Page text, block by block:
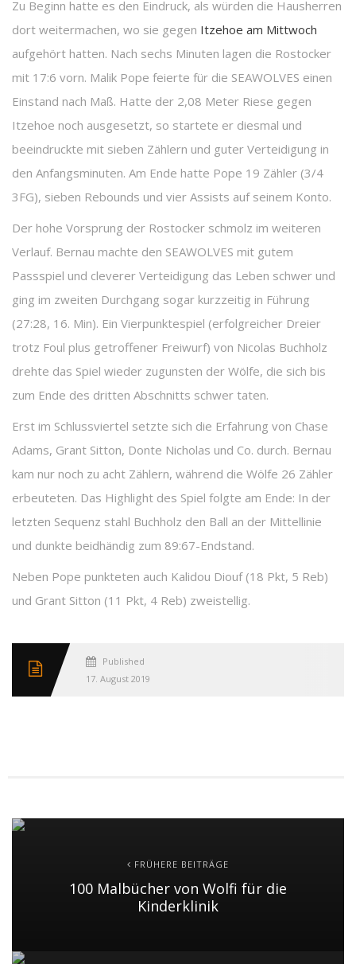
Zu Beginn hatte es den Eindruck, als würden die Hausherren
dort weitermachen, wo sie gegen Itzehoe am Mittwoch
aufgehört hatten. Nach sechs Minuten lagen die Rostocker
mit 17:6 vorn. Malik Pope feierte für die SEAWOLVES einen
Einstand nach Maß. Hatte der 2,08 Meter Riese gegen
Itzehoe noch ausgesetzt, so startete er diesmal und
beeindruckte mit sieben Zählern und guter Verteidigung in
den Anfangsminuten. Am Ende hatte Pope 19 Zähler (3/4
3FG), sieben Rebounds und vier Assists auf seinem Konto.
Der hohe Vorsprung der Rostocker schmolz im weiteren
Verlauf. Bernau machte den SEAWOLVES mit gutem
Passspiel und cleverer Verteidigung das Leben schwer und
ging im zweiten Durchgang sogar kurzzeitig in Führung
(27:28, 16. Min). Ein Vierpunktespiel (erfolgreicher Dreier
trotz Foul plus getroffener Freiwurf) von Nicolas Buchholz
drehte das Spiel wieder zugunsten der Wölfe, die sich bis
zum Ende des dritten Abschnitts schwer taten.
Erst im Schlussviertel setzte sich die Erfahrung von Chase
Adams, Grant Sitton, Donte Nicholas und Co. durch. Bernau
kam nur noch zu acht Zählern, während die Wölfe 26 Zähler
erbeuteten. Das Highlight des Spiel folgte am Ende: In der
letzten Sequenz stahl Buchholz den Ball an der Mittellinie
und dunkte beidhändig zum 89:67-Endstand.
Neben Pope punkteten auch Kalidou Diouf (18 Pkt, 5 Reb)
und Grant Sitton (11 Pkt, 4 Reb) zweistellig.
Published
17. August 2019
FRÜHERE BEITRÄGE
100 Malbücher von Wolfi für die
Kinderklinik